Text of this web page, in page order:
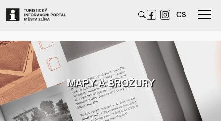
CS
MAPY A BROŽURY